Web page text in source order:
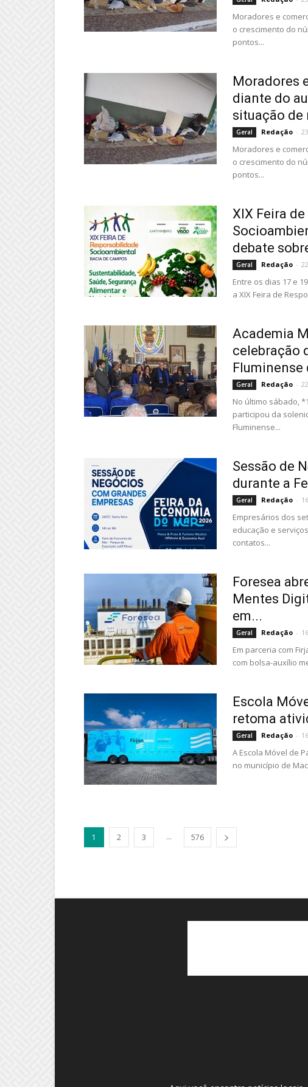
Moradores e
o crescimento do
pontos...
Moradores
diante do
situação de
Geral Redação -
Moradores e
o crescimento do
pontos...
XIX Feira
debate
Geral Redação -
Entre os dias 17 e
a XIX Feira de
Academia
celebração
Fluminense
Geral Redação -
No último sábado,
participou da
Fluminense...
Sessão de
durante a
Geral Redação -
Empresários dos
educação e
contatos...
Foresea
Mentes
em...
Geral Redação -
Em parceria com
com bolsa-auxílio
Escola
retoma
Geral Redação -
A Escola Móvel de
no município de
1 2 3 ... 576